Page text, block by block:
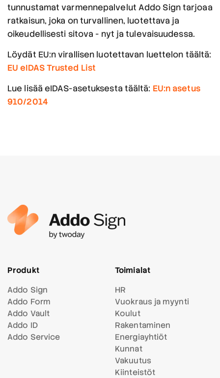
tunnustamat varmennepalvelut Addo Sign tarjoaa
ratkaisun, joka on turvallinen, luotettava ja
oikeudellisesti sitova - nyt ja tulevaisuudessa.
Löydät EU:n virallisen luotettavan luettelon täältä:
EU eIDAS Trusted List
Lue lisää eIDAS-asetuksesta täältä: EU:n asetus
910/2014
Produkt
Addo Sign
Addo Form
Addo Vault
Addo ID
Addo Service
Toimialat
HR
Vuokraus ja myynti
Koulut
Rakentaminen
Energiayhtiöt
Kunnat
Vakuutus
Kiinteistöt